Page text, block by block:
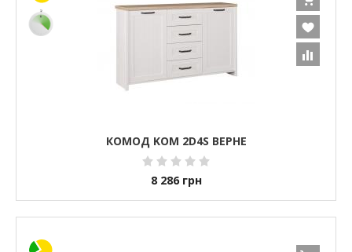
КОМОД KOM 2D4S ВЕРНЕ
8 286 грн